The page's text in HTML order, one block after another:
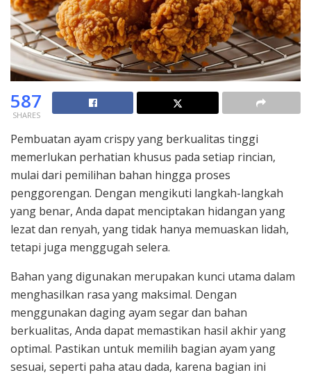
587
SHARES
Pembuatan ayam crispy yang berkualitas tinggi
memerlukan perhatian khusus pada setiap rincian,
mulai dari pemilihan bahan hingga proses
penggorengan. Dengan mengikuti langkah-langkah
yang benar, Anda dapat menciptakan hidangan yang
lezat dan renyah, yang tidak hanya memuaskan lidah,
tetapi juga menggugah selera.
Bahan yang digunakan merupakan kunci utama dalam
menghasilkan rasa yang maksimal. Dengan
menggunakan daging ayam segar dan bahan
berkualitas, Anda dapat memastikan hasil akhir yang
optimal. Pastikan untuk memilih bagian ayam yang
sesuai, seperti paha atau dada, karena bagian ini